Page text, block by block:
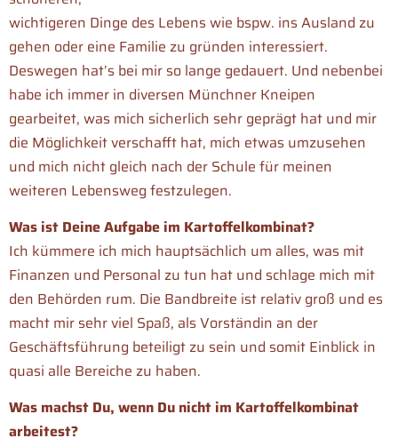
wichtigeren Dinge des Lebens wie bspw. ins Ausland zu
gehen oder eine Familie zu gründen interessiert.
Deswegen hat’s bei mir so lange gedauert. Und nebenbei
habe ich immer in diversen Münchner Kneipen
gearbeitet, was mich sicherlich sehr geprägt hat und mir
die Möglichkeit verschafft hat, mich etwas umzusehen
und mich nicht gleich nach der Schule für meinen
weiteren Lebensweg festzulegen.
Was ist Deine Aufgabe im Kartoffelkombinat?
Ich kümmere ich mich hauptsächlich um alles, was mit
Finanzen und Personal zu tun hat und schlage mich mit
den Behörden rum. Die Bandbreite ist relativ groß und es
macht mir sehr viel Spaß, als Vorständin an der
Geschäftsführung beteiligt zu sein und somit Einblick in
quasi alle Bereiche zu haben.
Was machst Du, wenn Du nicht im Kartoffelkombinat
arbeitest?